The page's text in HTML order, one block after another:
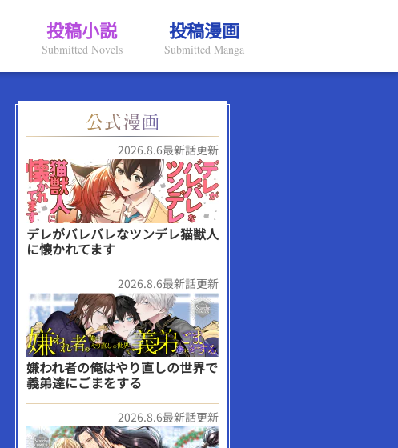
投稿小説
Submitted Novels
投稿漫画
Submitted Manga
2026.8.6最新話更新
デレがバレバレなツンデレ猫獣人
に懐かれてます
2026.8.6最新話更新
嫌われ者の俺はやり直しの世界で
義弟達にごまをする
2026.8.6最新話更新